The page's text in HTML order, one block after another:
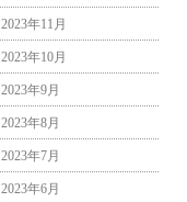
2023年11月
2023年10月
2023年9月
2023年8月
2023年7月
2023年6月